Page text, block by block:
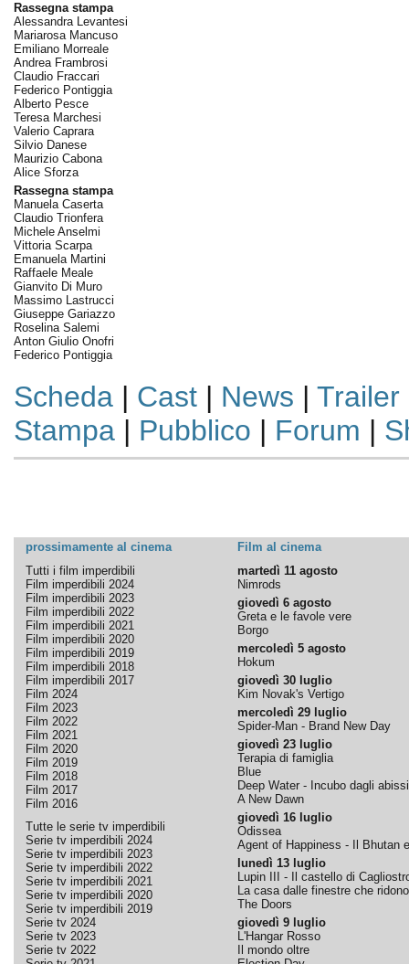
Rassegna stampa
Alessandra Levantesi
Mariarosa Mancuso
Emiliano Morreale
Andrea Frambrosi
Claudio Fraccari
Federico Pontiggia
Alberto Pesce
Teresa Marchesi
Valerio Caprara
Silvio Danese
Maurizio Cabona
Alice Sforza
Rassegna stampa
Manuela Caserta
Claudio Trionfera
Michele Anselmi
Vittoria Scarpa
Emanuela Martini
Raffaele Meale
Gianvito Di Muro
Massimo Lastrucci
Giuseppe Gariazzo
Roselina Salemi
Anton Giulio Onofri
Federico Pontiggia
Scheda| Cast| News | Trailer
Stampa| Pubblico | Forum |
prossimamente al cinema
Film al cinema
Tutti i film imperdibili
Film imperdibili 2024
Film imperdibili 2023
Film imperdibili 2022
Film imperdibili 2021
Film imperdibili 2020
Film imperdibili 2019
Film imperdibili 2018
Film imperdibili 2017
Film 2024
Film 2023
Film 2022
Film 2021
Film 2020
Film 2019
Film 2018
Film 2017
Film 2016
Tutte le serie tv imperdibili
Serie tv imperdibili 2024
Serie tv imperdibili 2023
Serie tv imperdibili 2022
Serie tv imperdibili 2021
Serie tv imperdibili 2020
Serie tv imperdibili 2019
Serie tv 2024
Serie tv 2023
Serie tv 2022
martedì 11 agosto
Nimrods
giovedì 6 agosto
Greta e le favole vere
Borgo
mercoledì 5 agosto
Hokum
giovedì 30 luglio
Kim Novak's Vertigo
mercoledì 29 luglio
Spider-Man - Brand New Day
giovedì 23 luglio
Terapia di famiglia
Blue
Deep Water - Incubo dagli abissi
A New Dawn
giovedì 16 luglio
Odissea
Agent of Happiness - Il Bhutan
lunedì 13 luglio
Lupin III - Il castello di
La casa dalle finestre che ridono
The Doors
giovedì 9 luglio
L'Hangar Rosso
Il mondo oltre